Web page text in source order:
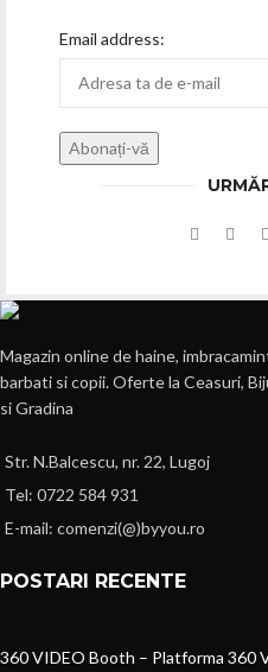
Email address:
Magazin online de haine,
barbati si copii. Oferte la Ceasuri,
si Gradina
Str. N.Balcescu, nr. 22, Lugoj
Tel: 0722 584 931
E-mail: comenzi(@)byyou.ro
POSTARI RECENTE
360 VIDEO Booth – Platforma 360